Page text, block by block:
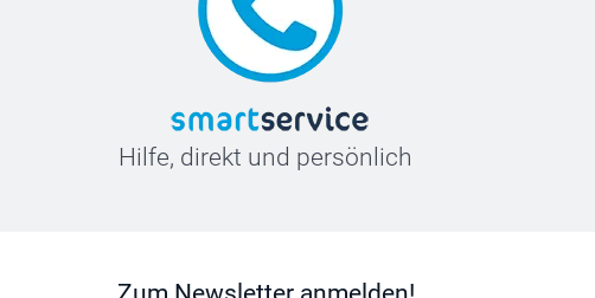
Hilfe, direkt und persönlich